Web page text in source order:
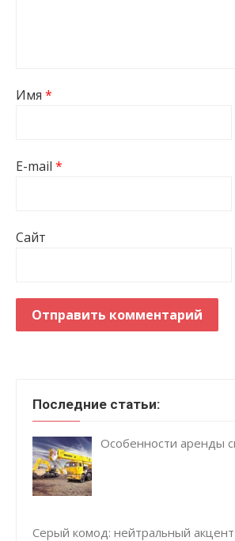
Имя *
E-mail *
Сайт
Последние статьи:
Особенности аренды
Серый комод: нейтральный акцент